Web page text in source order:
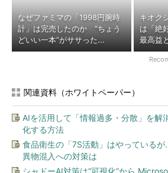
なぜファミマの「1998円腕時
計」は完売したのか “ちょう
どいい一本”がササった...
キオク
は「絶
最高益
関連資料（ホワイトペーパー）
AIを活用して「情報過多・分散」を解
化する方法
食品衛生の「7S活動」はやっている
異物混入への対策は
シャドーAI対策は“可視化”から